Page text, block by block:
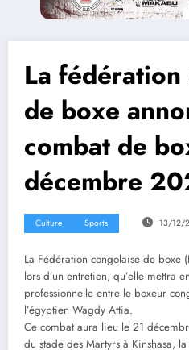
La
de boxe
combat de
décembre
Culture Sports 13/12/
La Fédération congolaise de boxe
lors d’un entretien, qu’elle mettra
professionnelle entre le boxeur
l’égyptien Wagdy Attia.
Ce combat aura lieu le 21
du stade des Martyrs à Kinshasa,